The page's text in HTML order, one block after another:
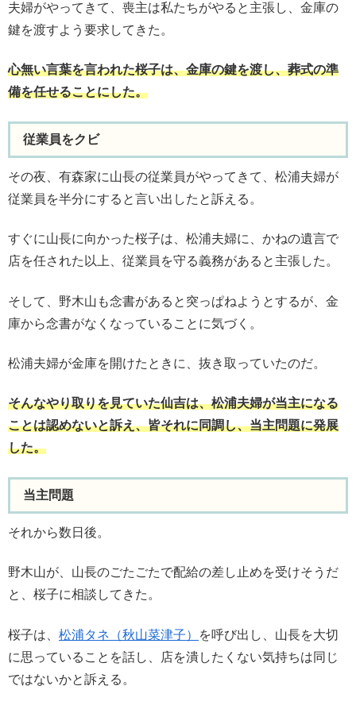
夫婦がやってきて、喪主は私たちがやると主張し、金庫の
鍵を渡すよう要求してきた。
心無い言葉を言われた桜子は、金庫の鍵を渡し、葬式の準
備を任せることにした。
従業員をクビ
その夜、有森家に山長の従業員がやってきて、松浦夫婦が
従業員を半分にすると言い出したと訴える。
すぐに山長に向かった桜子は、松浦夫婦に、かねの遺言で
店を任された以上、従業員を守る義務があると主張した。
そして、野木山も念書があると突っぱねようとするが、金
庫から念書がなくなっていることに気づく。
松浦夫婦が金庫を開けたときに、抜き取っていたのだ。
そんなやり取りを見ていた仙吉は、松浦夫婦が当主になる
ことは認めないと訴え、皆それに同調し、当主問題に発展
した。
当主問題
それから数日後。
野木山が、山長のごたごたで配給の差し止めを受けそうだ
と、桜子に相談してきた。
桜子は、 松浦タネ（秋山菜津子）
を呼び出し、山長を大切
に思っていることを話し、店を潰したくない気持ちは同じ
ではないかと訴える。